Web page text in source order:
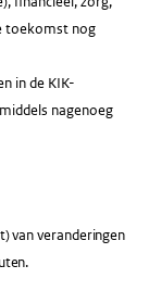
toekomst nog
in de KIK-
nagenoeg
van veranderingen